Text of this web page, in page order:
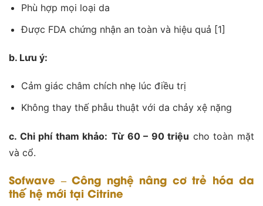
Phù hợp mọi loại da
Được FDA chứng nhận an toàn và hiệu quả [1]
b. Lưu ý:
Cảm giác châm chích nhẹ lúc điều trị
Không thay thế phẫu thuật với da chảy xệ nặng
c. Chi phítham khảo: Từ 60 – 90triệu cho toàn mặt
và cổ.
Sofwave – Công nghệ nâng cơ trẻ hóa da
thế hệ mới tại Citrine